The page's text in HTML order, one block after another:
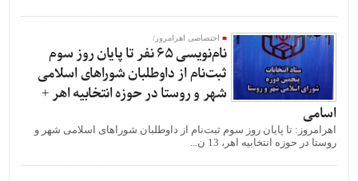
اختصاصی اهرامروز/
نام‌نویسی 65 نفر تا پایان روز سوم
ثبت‌نام از داوطلبان شوراهای اسلامی
شهر و روستا در حوزه انتخابیه اهر +
اسامی
اهرامروز: تا پایان روز سوم ثبت‌نام از داوطلبان شوراهای اسلامی شهر و
روستا در حوزه انتخابیه اهر، 13 ن...